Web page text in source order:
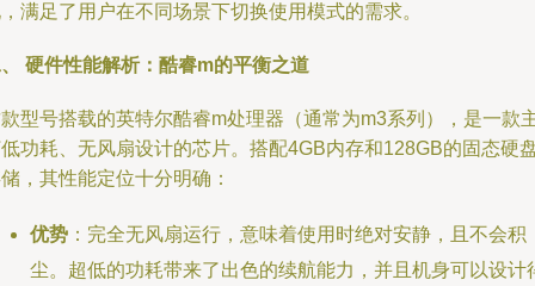
满足了用户在不同场景下切换使用模式的需求。
硬件性能解析：酷睿m的平衡之道
型号搭载的英特尔酷睿m处理器（通常为m3系列），是一款
功耗、无风扇设计的芯片。搭配4GB内存和128GB的固态硬
，其性能定位十分明确：
优势 ：完全无风扇运行，意味着使用时绝对安静，且不会积
尘。超低的功耗带来了出色的续航能力，并且机身可以设计